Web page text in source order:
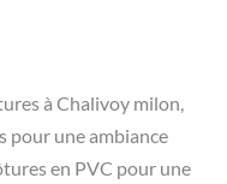
à Chalivoy milon,
pour une ambiance
en PVC pour une